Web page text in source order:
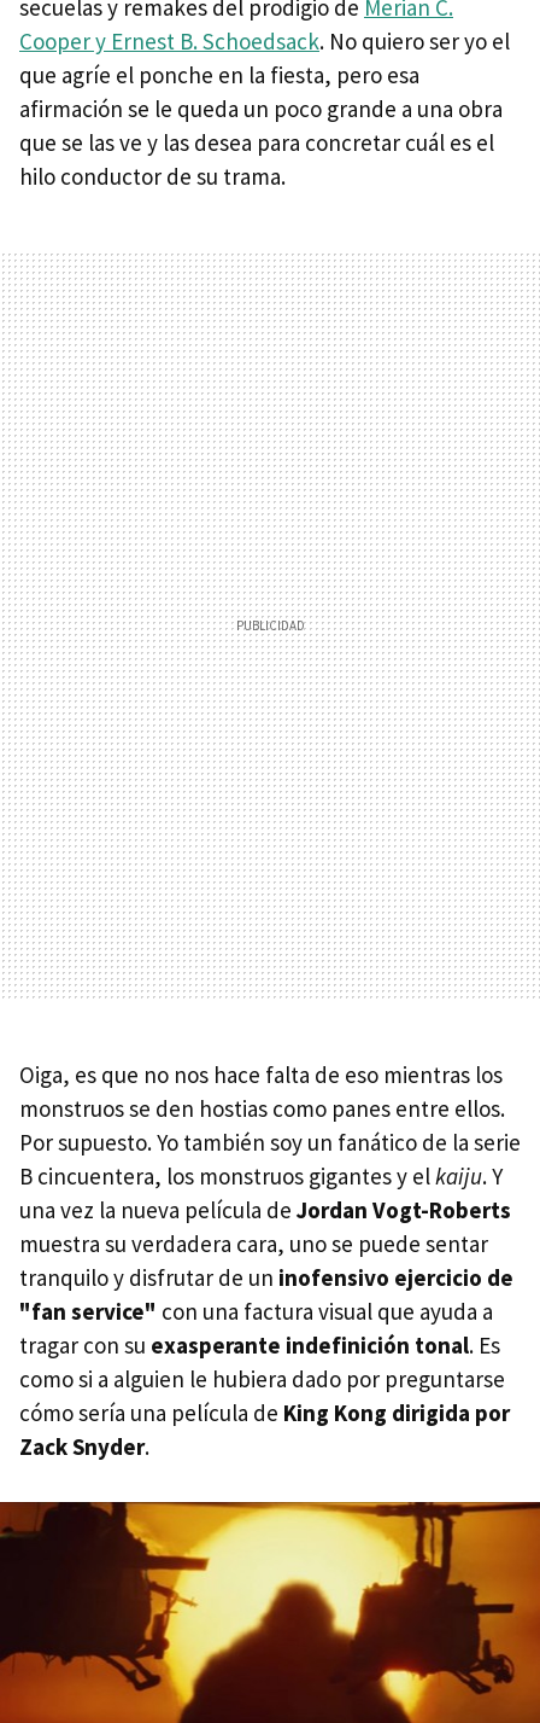
secuelas y remakes del prodigio de Merian C.
Cooper y Ernest B. Schoedsack. No quiero ser yo el
que agríe el ponche en la fiesta, pero esa
afirmación se le queda un poco grande a una obra
que se las ve y las desea para concretar cuál es el
hilo conductor de su trama.
Oiga, es que no nos hace falta de eso mientras los
monstruos se den hostias como panes entre ellos.
Por supuesto. Yo también soy un fanático de la serie
B cincuentera, los monstruos gigantes y elkaiju. Y
una vez la nueva película de Jordan Vogt-Roberts
muestra su verdadera cara, uno se puede sentar
tranquilo y disfrutar de un inofensivo ejercicio de
"fan service" con una factura visual que ayuda a
tragar con su exasperante indefinición tonal. Es
como si a alguien le hubiera dado por preguntarse
cómo sería una película de King Kong dirigida por
Zack Snyder.